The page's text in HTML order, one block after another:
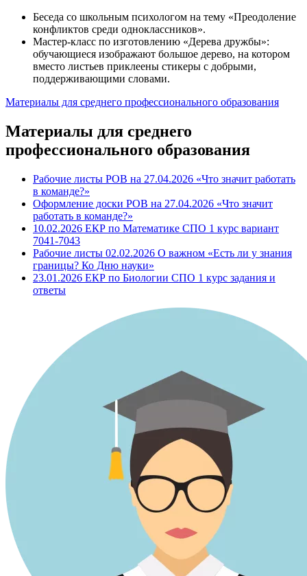
Беседа со школьным психологом на тему «Преодоление
конфликтов среди одноклассников».
Мастер-класс по изготовлению «Дерева дружбы»:
обучающиеся изображают большое дерево, на котором
вместо листьев приклеены стикеры с добрыми,
поддерживающими словами.
Материалы для среднего профессионального образования
Материалы для среднего
профессионального образования
Рабочие листы РОВ на 27.04.2026 «Что значит работать
в команде?»
Оформление доски РОВ на 27.04.2026 «Что значит
работать в команде?»
10.02.2026 ЕКР по Математике СПО 1 курс вариант
7041-7043
Рабочие листы 02.02.2026 О важном «Есть ли у знания
границы? Ко Дню науки»
23.01.2026 ЕКР по Биологии СПО 1 курс задания и
ответы